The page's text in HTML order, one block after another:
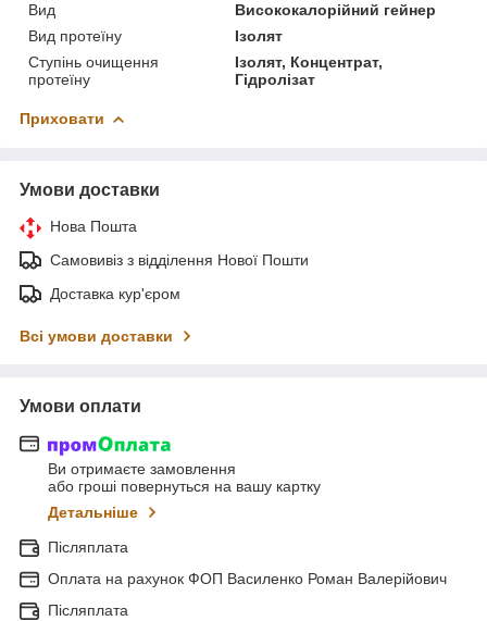
Вид
Висококалорійний гейнер
Вид протеїну
Ізолят
Ступінь очищення
протеїну
Ізолят, Концентрат,
Гідролізат
Приховати
Умови доставки
Нова Пошта
Самовивіз з відділення Нової Пошти
Доставка кур'єром
Всі умови доставки
Умови оплати
Ви отримаєте замовлення
або гроші повернуться на вашу картку
Детальніше
Післяплата
Оплата на рахунок ФОП Василенко Роман Валерійович
Післяплата